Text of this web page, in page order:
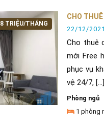
8 TRIỆU/THÁNG
CHO
22/12/2021
Cho thuê
mới Free
phục vụ
vệ 24/7, [...]
Phòng ngủ
1 phòng